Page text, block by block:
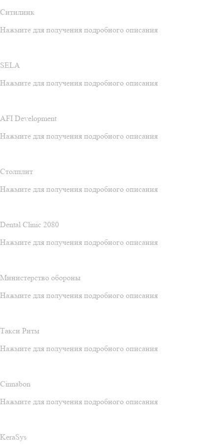
Ситилинк
Нажмите для получения подробного описания
SELA
Нажмите для получения подробного описания
AFI Development
Нажмите для получения подробного описания
Столплит
Нажмите для получения подробного описания
Dental Clinic 2080
Нажмите для получения подробного описания
Министерство обороны
Нажмите для получения подробного описания
Такси Ритм
Нажмите для получения подробного описания
Cinnabon
Нажмите для получения подробного описания
KeraSys